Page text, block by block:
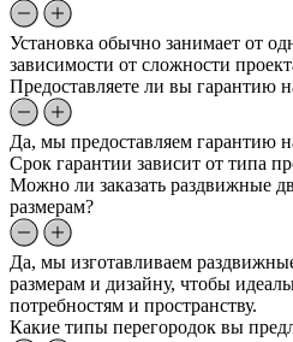
Установка обычно занимает от
зависимости от сложности
Предоставляете ли вы гарантию
Да, мы предоставляем гарантию
Срок гарантии зависит от типа
Можно ли заказать раздвижные
размерам?
Да, мы изготавливаем
размерам и дизайну, чтобы
потребностям и пространству.
Какие типы перегородок вы